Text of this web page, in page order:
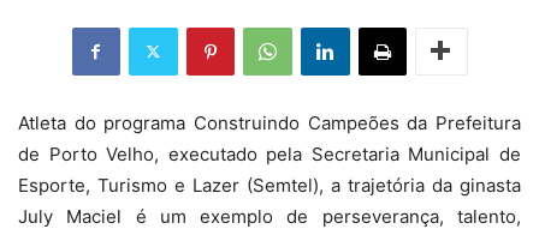
Atleta do programa Construindo Campeões da Prefeitura
de Porto Velho, executado pela Secretaria Municipal de
Esporte, Turismo e Lazer (Semtel), a trajetória da ginasta
July Maciel é um exemplo de perseverança, talento,